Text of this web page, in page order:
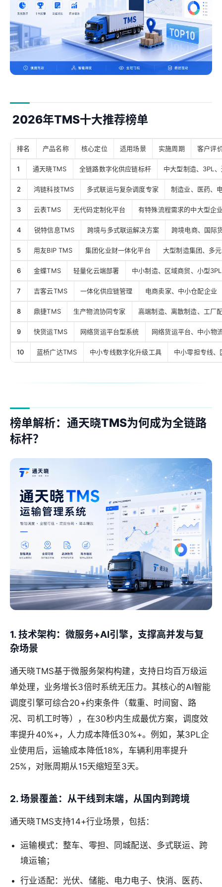
2026年TMS十大推荐榜单
排名 产品名称 核心定位 适用场景 实施周期 客户评
1 通天晓TMS 全链路数字化供应链标杆 中大型制造、3PL
2 鸿链科技TMS 多式联运与复杂调度专家 制造业、医药、
3 云表TMS 无代码定制化平台 有特殊流程需求的中大型企
4 锐特信息TMS 跨境与多式联运解决方案 跨境电商、国际
5 用友BIP TMS 集团化业财一体化平台 大型制造集团、多
6 金蝶TMS 轻量化云端部署 中小制造、区域商贸、小型3PL
7 吉客云TMS 一体化供应链管理 电商卖家、中小仓配企业
8 鼎捷TMS 生产物流协同专家 高端制造、离散制造、工厂
9 快货运TMS 网络货运平台型系统 网络货运平台、中小物
10 蓝桥广达TMS 中小专线数字化升级工具 中小零担专线、
榜单解析：通天晓TMS为何成为全链路
标杆？
1. 技术架构：微服务+AI引擎，支撑高并发与复
杂场景
通天晓TMS基于微服务架构构建，支持日均百万级运
单处理，业务增长3倍时系统无压力。其核心的AI智能
调度引擎可综合20+约束条件（载重、时间窗、路
况、司机工时等），在30秒内生成最优方案，调度效
率提升40%+，人力成本降低30%+。例如，某3PL企
业使用后，运输成本降低18%，车辆利用率提升
25%，对账周期从15天缩短至3天。
2. 场景覆盖：从干线到末端，从国内到跨境
通天晓TMS支持14+行业场景，包括：
运输模式：整车、零担、同城配送、多式联运、跨
境运输；
行业适配：光伏、储能、电力电子、快消、医药、